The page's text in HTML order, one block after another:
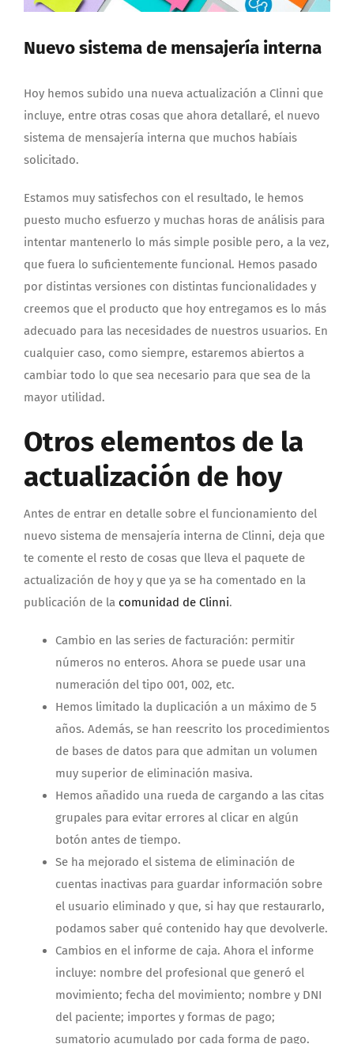
Nuevo sistema de mensajería interna
Hoy hemos subido una nueva actualización a Clinni que
incluye, entre otras cosas que ahora detallaré, el nuevo
sistema de mensajería interna que muchos habíais
solicitado.
Estamos muy satisfechos con el resultado, le hemos
puesto mucho esfuerzo y muchas horas de análisis para
intentar mantenerlo lo más simple posible pero, a la vez,
que fuera lo suficientemente funcional. Hemos pasado
por distintas versiones con distintas funcionalidades y
creemos que el producto que hoy entregamos es lo más
adecuado para las necesidades de nuestros usuarios. En
cualquier caso, como siempre, estaremos abiertos a
cambiar todo lo que sea necesario para que sea de la
mayor utilidad.
Otros elementos de la
actualización de hoy
Antes de entrar en detalle sobre el funcionamiento del
nuevo sistema de mensajería interna de Clinni, deja que
te comente el resto de cosas que lleva el paquete de
actualización de hoy y que ya se ha comentado en la
publicación de la comunidad de Clinni.
Cambio en las series de facturación: permitir
números no enteros. Ahora se puede usar una
numeración del tipo 001, 002, etc.
Hemos limitado la duplicación a un máximo de 5
años. Además, se han reescrito los procedimientos
de bases de datos para que admitan un volumen
muy superior de eliminación masiva.
Hemos añadido una rueda de cargando a las citas
grupales para evitar errores al clicar en algún
botón antes de tiempo.
Se ha mejorado el sistema de eliminación de
cuentas inactivas para guardar información sobre
el usuario eliminado y que, si hay que restaurarlo,
podamos saber qué contenido hay que devolverle.
Cambios en el informe de caja. Ahora el informe
incluye: nombre del profesional que generó el
movimiento; fecha del movimiento; nombre y DNI
del paciente; importes y formas de pago;
sumatorio acumulado por cada forma de pago.